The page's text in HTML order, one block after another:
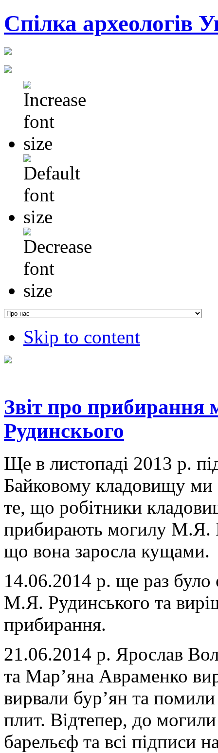
Cпілка археологів
Skip to content
Звіт про
Рудинскього
Ще в листопаді 2013 р.
Байковому кладовищу ми
те, що робітники
прибирають могилу М.Я.
що вона заросла кущами.
14.06.2014 р. ще раз було
М.Я. Рудинського та
прибирання.
21.06.2014 р. Ярослав
та Мар’яна Авраменко
вирвали бур’ян та
плит. Відтепер, до
барельєф та всі підписи